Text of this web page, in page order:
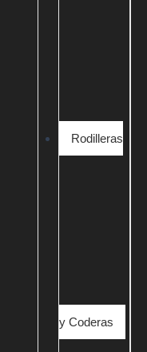
Rodilleras
y Coderas